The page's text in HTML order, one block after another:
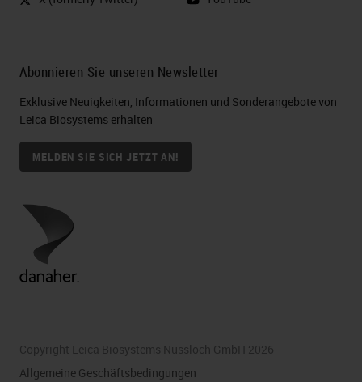
Abonnieren Sie unseren Newsletter
Exklusive Neuigkeiten, Informationen und Sonderangebote von
Leica Biosystems erhalten
MELDEN SIE SICH JETZT AN!
Copyright Leica Biosystems Nussloch GmbH 2026
Allgemeine Geschäftsbedingungen